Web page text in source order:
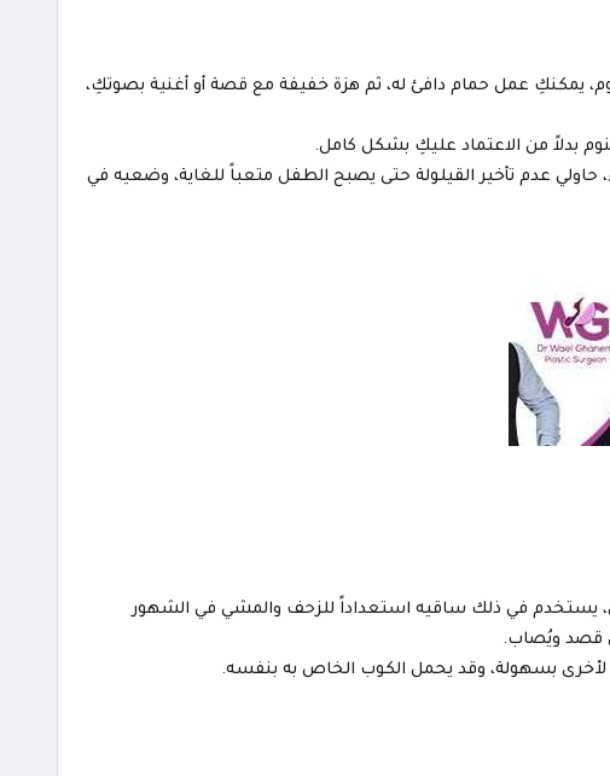
يمكنكِ عمل حمام دافئ له، ثم هزة خفيفة مع قصة أو أغنية بصوتكِ،
بدلاً من الاعتماد عليكِ بشكل كامل.
حاولي عدم تأخير القيلولة حتى يصبح الطفل متعباً للغاية، وضعيه في
يستخدم في ذلك ساقيه استعداداً للزحف والمشي في الشهور
قصد ويُصاب.
لأخرى بسهولة، وقد يحمل الكوب الخاص به بنفسه.